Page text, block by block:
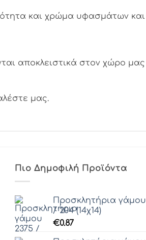
και χρώμα υφασμάτων και
αποκλειστικά στον χώρο
μας.
Πιο Δημοφιλή Προϊόντα
Προσκλητήρια γάμου
/ 204 (14χ14)
€0.87